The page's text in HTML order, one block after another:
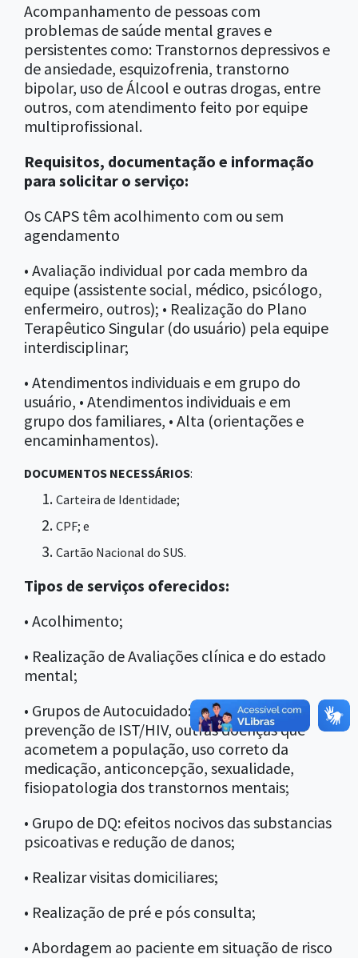
Acompanhamento de pessoas com
problemas de saúde mental graves e
persistentes como: Transtornos depressivos e
de ansiedade, esquizofrenia, transtorno
bipolar, uso de Álcool e outras drogas, entre
outros, com atendimento feito por equipe
multiprofissional.
Requisitos, documentação e informação
para solicitar o serviço:
Os CAPS têm acolhimento com ou sem
agendamento
• Avaliação individual por cada membro da
equipe (assistente social, médico, psicólogo,
enfermeiro, outros); • Realização do Plano
Terapêutico Singular (do usuário) pela equipe
interdisciplinar;
• Atendimentos individuais e em grupo do
usuário, • Atendimentos individuais e em
grupo dos familiares, • Alta (orientações e
encaminhamentos).
DOCUMENTOS NECESSÁRIOS:
Carteira de Identidade;
CPF; e
Cartão Nacional do SUS.
Tipos de serviços oferecidos:
• Acolhimento;
• Realização de Avaliações clínica e do estado
mental;
• Grupos de Autocuidado: Higienização,
prevenção de IST/HIV, outras doenças que
acometem a população, uso correto da
medicação, anticoncepção, sexualidade,
fisiopatologia dos transtornos mentais;
• Grupo de DQ: efeitos nocivos das substancias
psicoativas e redução de danos;
• Realizar visitas domiciliares;
• Realização de pré e pós consulta;
• Abordagem ao paciente em situação de risco